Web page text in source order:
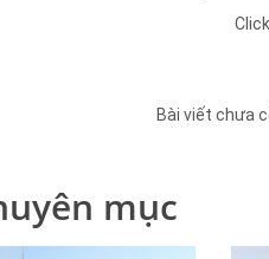
Bài viết chưa
mục